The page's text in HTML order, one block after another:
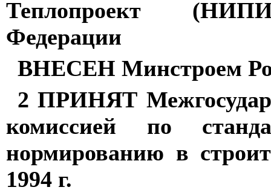
Теплопроект
Федерации
ВНЕСЕН Минстроем
2 ПРИНЯТ
комиссией по
нормированию в
1994 г.